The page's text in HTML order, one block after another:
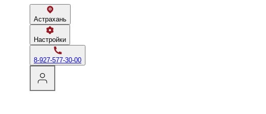
Астрахань
Настройки
8-927-577-30-00